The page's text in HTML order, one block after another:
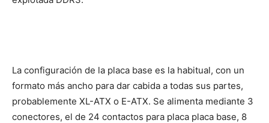
La configuración de la placa base es la habitual, con un
formato más ancho para dar cabida a todas sus partes,
probablemente XL-ATX o E-ATX. Se alimenta mediante 3
conectores, el de 24 contactos para placa placa base, 8